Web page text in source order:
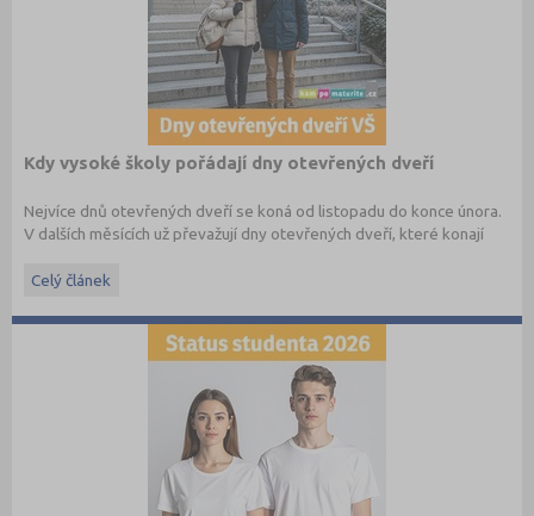
Kdy vysoké školy pořádají dny otevřených dveří
Nejvíce dnů otevřených dveří se koná od listopadu do konce února.
V dalších měsících už převažují dny otevřených dveří, které konají
Celý článek